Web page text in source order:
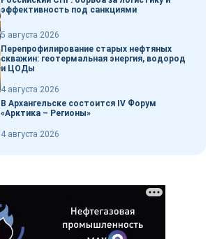
эффективность под санкциями
5 августа 2026
Перепрофилирование старых нефтяных
скважин: геотермальная энергия, водород
и ЦОДы
4 августа 2026
В Архангельске состоится IV Форум
«Арктика – Регионы»
4 августа 2026